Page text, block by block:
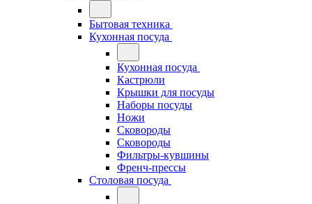
Бытовая техника
Кухонная посуда
Кухонная посуда
Кастрюли
Крышки для посуды
Наборы посуды
Ножи
Сковороды
Сковороды
Фильтры-кувшины
Френч-прессы
Столовая посуда